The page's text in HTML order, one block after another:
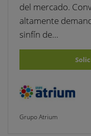
del mercado.
altamente
sinfín de…
Grupo Atrium